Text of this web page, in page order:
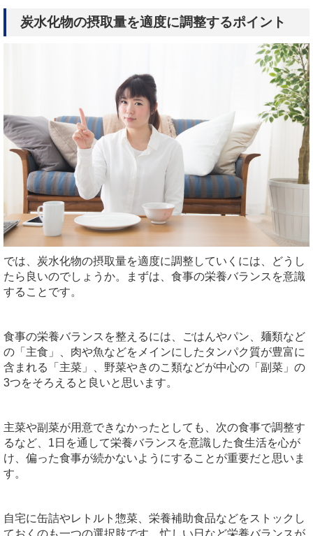
炭水化物の摂取量を適度に調整するポイント
では、炭水化物の摂取量を適度に調整していくには、どうし
たら良いのでしょうか。まずは、食事の栄養バランスを意識
することです。
食事の栄養バランスを整えるには、ごはんやパン、麺類など
の「主食」、肉や魚などをメインにしたタンパク質が豊富に
含まれる「主菜」、野菜やきのこ類などが中心の「副菜」の
3つをそろえると良いと思います。
主菜や副菜が用意できなかったとしても、次の食事で調整す
るなど、1日を通して栄養バランスを意識した食生活を心が
け、偏った食事が続かないようにすることが重要だと思いま
す。
自宅に缶詰やレトルト惣菜、栄養補助食品などをストックし
ておくのも一つの選択肢です。忙しい日など栄養バランスが